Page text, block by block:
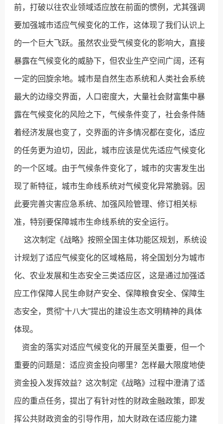
前，打破以往农业领域适应放在前面的惯例，尤其强调
要加强城市适应气候变化的工作，这体现了我们认识上
的一个巨大飞跃。虽然农业受气候变化的影响大，直接
暴露在气候变化的威胁下，但农业生产空间广阔，还有
一定的回旋余地。城市是自然生态系统和人类社会系统
最大的边缘交界面，人口密度大，大量社会财富集中暴
露在气候变化的风险之下，气候条件变了，社会条件随
着经济发展也变了，交界面的许多情况都在变化，适应
的任务更为迫切，因此，城市应该是优先适应气候变化
的一个区域。由于气候条件变化了，城市的灾害发生出
现了新特征，城市生命线系统对气候变化异常脆弱。因
此要完善灾害应急系统、加强风险管理、修订相关标
准，特别要保障城市生命线系统的安全运行。
这次制定《战略》按照全国主体功能区规划，系统设
计规划了适应气候变化的区域格局，将全国划分为城市
化、农业发展和生态安全三类适应区，这是通过加强适
应工作保障人民生命财产安全、保障粮食安全、保障生
态安全，贯彻“十八大”提出的建设生态文明精神的具体
体现。
资金的落实对适应气候变化的开展至关重要，但一个
重要的问题是：适应资金投向哪里？怎样最大限度地使
资金投入发挥效益？这次制定《战略》过程中澄清了适
应的重点任务，提出了有针对性的财政金融政策，即发
挥公共财政资金的引导作用，加大财政在适应能力建